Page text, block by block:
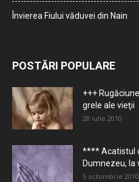
Învierea Fiului văduvei din Nain
POSTĂRI POPULARE
+++
grele ale vieţii
28 iulie 2010
**** Acatistul
Dumnezeu, la
5 octombrie 2010